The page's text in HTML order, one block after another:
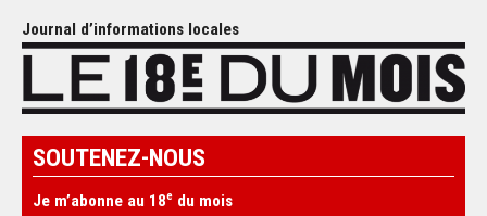
Journal d’informations locales
SOUTENEZ-NOUS
Je m’abonne au 18e du mois